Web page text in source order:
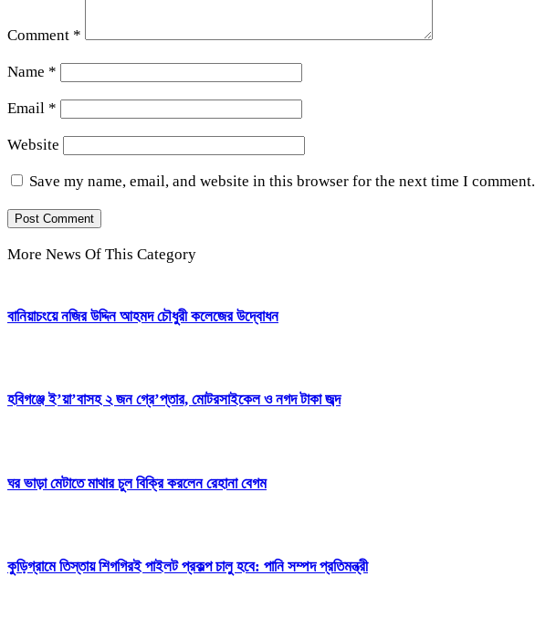
Comment *
Name *
Email *
Website
Save my name, email, and website in this browser for the next time I comment.
More News Of This Category
বানিয়াচংয়ে নজির উদ্দিন আহমদ চৌধুরী কলেজের উদ্বোধন
হবিগঞ্জে ই’য়া’বাসহ ২ জন গ্রে’প্তার, মোটরসাইকেল ও নগদ টাকা জব্দ
ঘর ভাড়া মেটাতে মাথার চুল বিক্রি করলেন রেহানা বেগম
কুড়িগ্রামে তিস্তায় শিগগিরই পাইলট প্রকল্প চালু হবে: পানি সম্পদ প্রতিমন্ত্রী